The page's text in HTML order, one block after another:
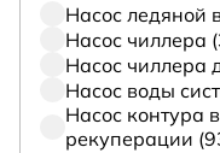
Насос ледяной
Насос чиллера
Насос чиллера
Насос воды
Насос контура
рекуперации